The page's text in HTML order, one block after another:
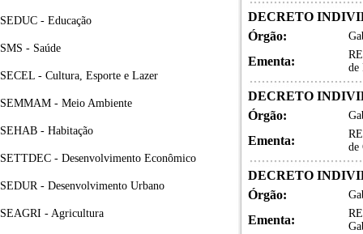
SEDUC - Educação
SMS - Saúde
SECEL - Cultura, Esporte e Lazer
SEMMAM - Meio Ambiente
SEHAB - Habitação
SETTDEC - Desenvolvimento Econômico
SEDUR - Desenvolvimento Urbano
SEAGRI - Agricultura
DECRETO
Órgão:
Ementa:
de
DECRETO
Órgão:
Ementa:
de
DECRETO
Órgão:
Ementa: